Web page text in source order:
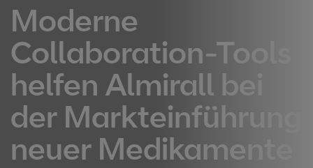
Moderne
Collaboration-Tools
helfen Almirall bei
der Markteinführung
neuer Medikamente